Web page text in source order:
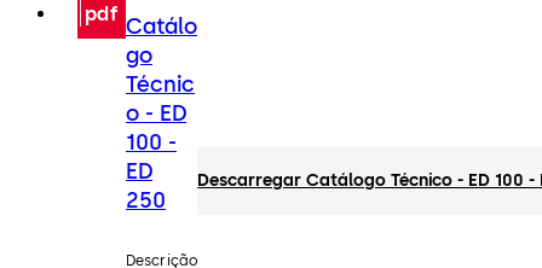
pdf Catálo
go
Técnic
o - ED
100 -
ED
250
Descrição
Descarregar Catálogo Técnico - ED 100 -